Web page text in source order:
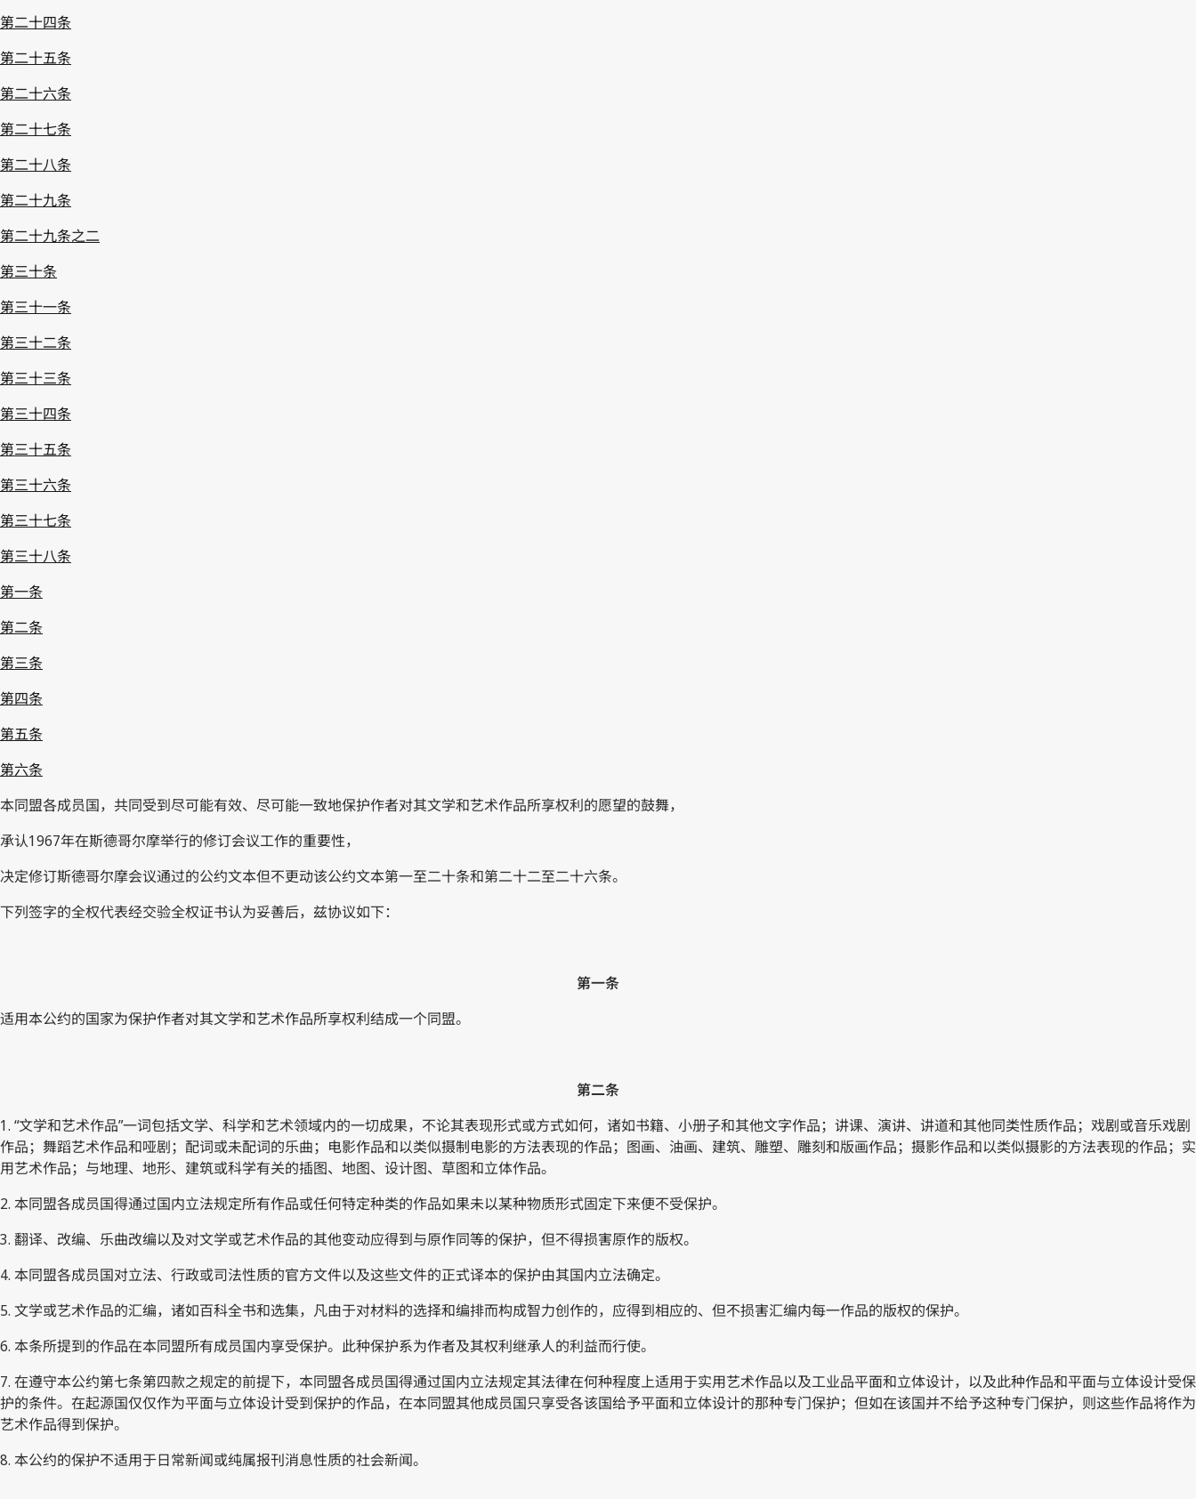
第二十四条
第二十五条
第二十六条
第二十七条
第二十八条
第二十九条
第二十九条之二
第三十条
第三十一条
第三十二条
第三十三条
第三十四条
第三十五条
第三十六条
第三十七条
第三十八条
第一条
第二条
第三条
第四条
第五条
第六条
本同盟各成员国，共同受到尽可能有效、尽可能一致地保护作者对其文学和艺术作品所享权利的愿望的鼓舞，
承认1967年在斯德哥尔摩举行的修订会议工作的重要性，
决定修订斯德哥尔摩会议通过的公约文本但不更动该公约文本第一至二十条和第二十二至二十六条。
下列签字的全权代表经交验全权证书认为妥善后，兹协议如下：
第一条
适用本公约的国家为保护作者对其文学和艺术作品所享权利结成一个同盟。
第二条
1. “文学和艺术作品”一词包括文学、科学和艺术领域内的一切成果，不论其表现形式或方式如何，诸如书籍、小册子和其他文字作品；讲课、演讲、讲道和其他同类性质作品；戏剧或音乐戏剧
作品；舞蹈艺术作品和哑剧；配词或未配词的乐曲；电影作品和以类似摄制电影的方法表现的作品；图画、油画、建筑、雕塑、雕刻和版画作品；摄影作品和以类似摄影的方法表现的作品；实
用艺术作品；与地理、地形、建筑或科学有关的插图、地图、设计图、草图和立体作品。
2. 本同盟各成员国得通过国内立法规定所有作品或任何特定种类的作品如果未以某种物质形式固定下来便不受保护。
3. 翻译、改编、乐曲改编以及对文学或艺术作品的其他变动应得到与原作同等的保护，但不得损害原作的版权。
4. 本同盟各成员国对立法、行政或司法性质的官方文件以及这些文件的正式译本的保护由其国内立法确定。
5. 文学或艺术作品的汇编，诸如百科全书和选集，凡由于对材料的选择和编排而构成智力创作的，应得到相应的、但不损害汇编内每一作品的版权的保护。
6. 本条所提到的作品在本同盟所有成员国内享受保护。此种保护系为作者及其权利继承人的利益而行使。
7. 在遵守本公约第七条第四款之规定的前提下，本同盟各成员国得通过国内立法规定其法律在何种程度上适用于实用艺术作品以及工业品平面和立体设计，以及此种作品和平面与立体设计受保
护的条件。在起源国仅仅作为平面与立体设计受到保护的作品，在本同盟其他成员国只享受各该国给予平面和立体设计的那种专门保护；但如在该国并不给予这种专门保护，则这些作品将作为
艺术作品得到保护。
8. 本公约的保护不适用于日常新闻或纯属报刊消息性质的社会新闻。